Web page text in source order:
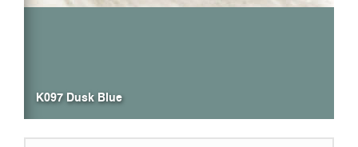
K097 Dusk Blue